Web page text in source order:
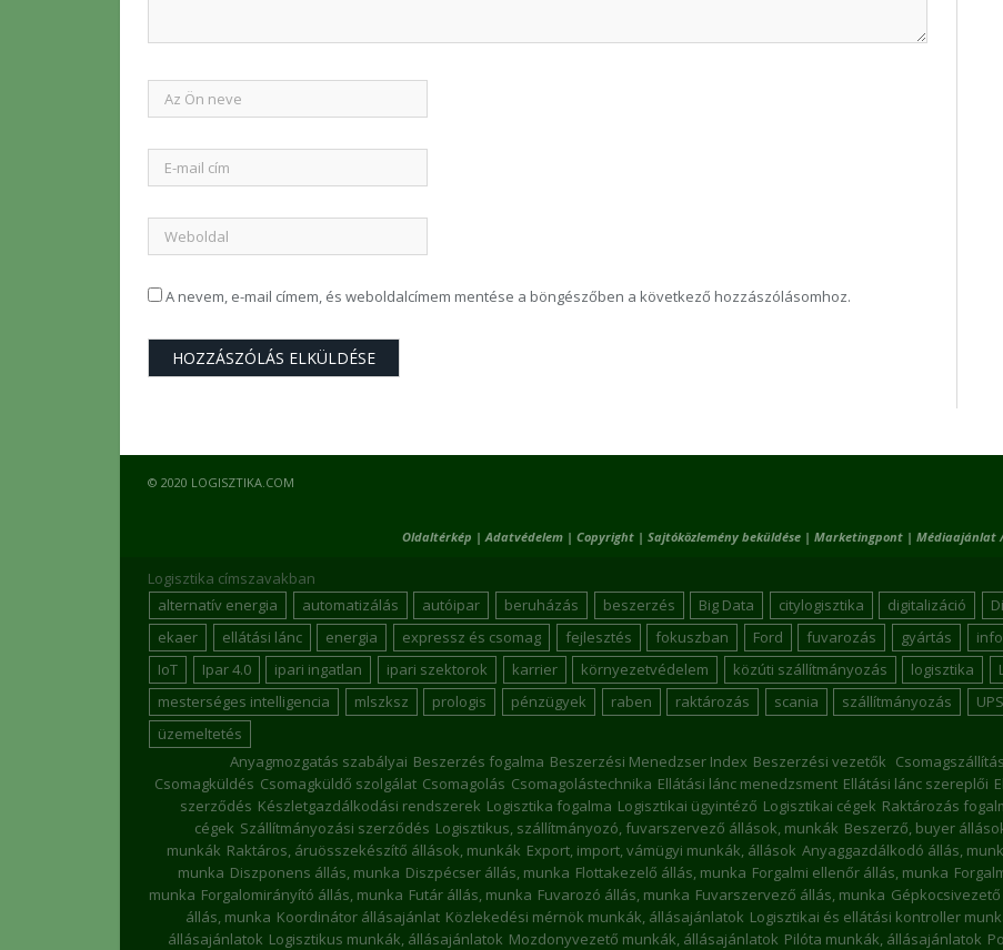
A nevem, e-mail címem, és weboldalcímem mentése a böngészőben a következő hozzászólásomhoz.
© 2020 LOGISZTIKA.COM
Oldaltérkép | Adatvédelem | Copyright | Sajtóközlemény beküldése | Marketingpont | Médiaajánlat
Logisztika címszavakban
alternatív energia
automatizálás autóipar beruházás beszerzés Big Data citylogisztika digitalizáció
ekaer
ellátási lánc energia expressz és csomag fejlesztés fokuszban Ford fuvarozás gyártás
IoT
Ipar 4.0 ipari ingatlan ipari szektorok karrier környezetvédelem közúti szállítmányozás logisztika
mesterséges intelligencia
mlszksz prologis pénzügyek raben raktározás scania szállítmányozás UPS
üzemeltetés
Anyagmozgatás szabályai Beszerzés fogalma Beszerzési Menedzser Index Beszerzési vezetők Csomagszállítás
Csomagküldés Csomagküldő szolgálat Csomagolás Csomagolástechnika Ellátási lánc menedzsment Ellátási lánc szereplői
szerződés Készletgazdálkodási rendszerek Logisztika fogalma Logisztikai ügyintéző Logisztikai cégek Raktározás
cégek Szállítmányozási szerződés Logisztikus, szállítmányozó, fuvarszervező állások, munkák Beszerző, buyer
munkák Raktáros, áruösszekészítő állások, munkák Export, import, vámügyi munkák, állások Anyaggazdálkodó állás,
munka Diszponens állás, munka Diszpécser állás, munka Flottakezelő állás, munka Forgalmi ellenőr állás, munka
munka Forgalomirányító állás, munka Futár állás, munka Fuvarozó állás, munka Fuvarszervező állás, munka
állás, munka Koordinátor állásajánlat Közlekedési mérnök munkák, állásajánlatok Logisztikai és ellátási kontroller
állásajánlatok Logisztikus munkák, állásajánlatok Mozdonyvezető munkák, állásajánlatok Pilóta munkák, állásajánlatok